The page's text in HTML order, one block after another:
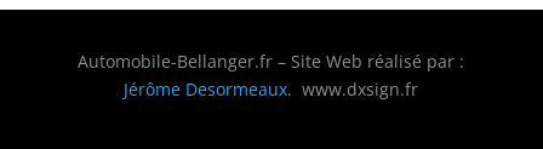
Automobile-Bellanger.fr – Site Web réalisé par :
Jérôme Desormeaux. www.dxsign.fr